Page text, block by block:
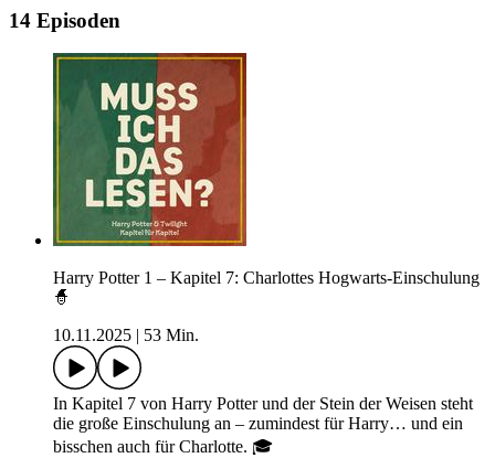
14 Episoden
Harry Potter 1 – Kapitel 7: Charlottes Hogwarts-Einschulung
🧙
10.11.2025
53 Min.
In Kapitel 7 von Harry Potter und der Stein der Weisen steht
die große Einschulung an – zumindest für Harry… und ein
bisschen auch für Charlotte. 🎓